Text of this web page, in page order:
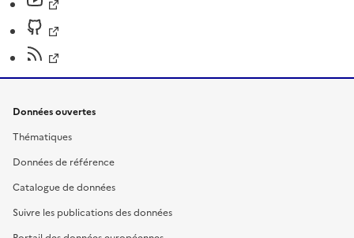
Données ouvertes
Thématiques
Données de référence
Catalogue de données
Suivre les publications des données